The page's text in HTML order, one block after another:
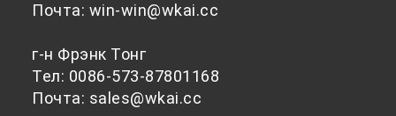
Почта: win-win@wkai.cc
г-н Фрэнк Тонг
Тел: 0086-573-87801168
Почта: sales@wkai.cc